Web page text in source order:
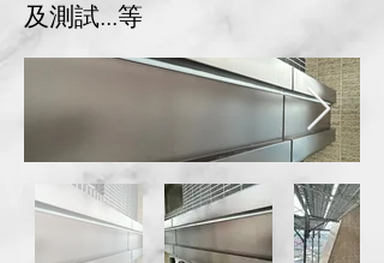
及測試...等